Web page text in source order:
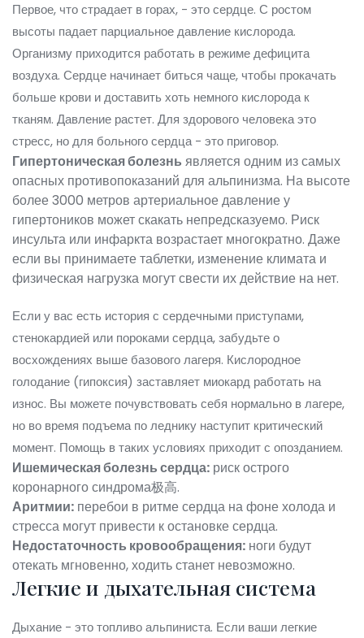
Первое, что страдает в горах, - это сердце. С ростом
высоты падает парциальное давление кислорода.
Организму приходится работать в режиме дефицита
воздуха. Сердце начинает биться чаще, чтобы прокачать
больше крови и доставить хоть немного кислорода к
тканям. Давление растет. Для здорового человека это
стресс, но для больного сердца - это приговор.
Гипертоническая болезнь является одним из самых
опасных противопоказаний для альпинизма. На высоте
более 3000 метров артериальное давление у
гипертоников может скакать непредсказуемо. Риск
инсульта или инфаркта возрастает многократно. Даже
если вы принимаете таблетки, изменение климата и
физическая нагрузка могут свести их действие на нет.
Если у вас есть история с сердечными приступами,
стенокардией или пороками сердца, забудьте о
восхождениях выше базового лагеря. Кислородное
голодание (гипоксия) заставляет миокард работать на
износ. Вы можете почувствовать себя нормально в лагере,
но во время подъема по леднику наступит критический
момент. Помощь в таких условиях приходит с опозданием.
Ишемическая болезнь сердца: риск острого
коронарного синдрома极高.
Аритмии: перебои в ритме сердца на фоне холода и
стресса могут привести к остановке сердца.
Недостаточность кровообращения: ноги будут
отекать мгновенно, ходить станет невозможно.
Легкие и дыхательная система
Дыхание - это топливо альпиниста. Если ваши легкие